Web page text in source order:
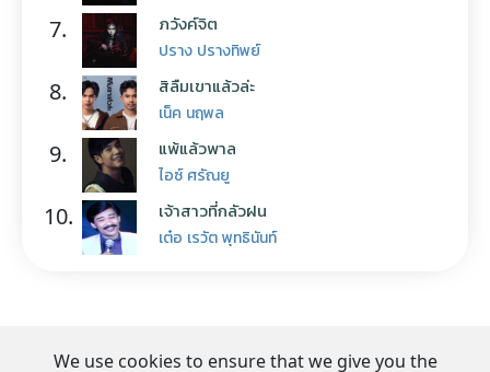
7. ภวังค์จิต
ปราง ปรางทิพย์
8. สิลืมเขาแล้วล่ะ
เน็ค นฤพล
9. แพ้แล้วพาล
ไอซ์ ศรัณยู
10. เจ้าสาวที่กลัวฝน
เต๋อ เรวัต พุทธินันท์
We use cookies to ensure that we give you the